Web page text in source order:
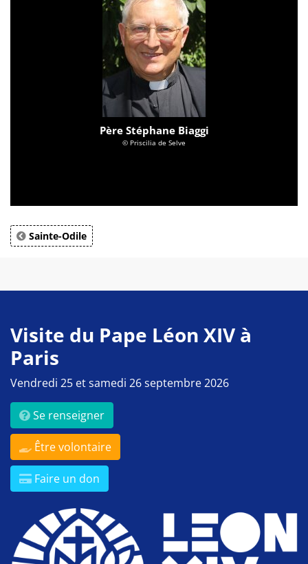
Père Stéphane Biaggi
© Priscilia de Selve
Sainte-Odile
Visite du Pape Léon XIV à
Paris
Vendredi 25 et samedi 26 septembre 2026
Se renseigner
Être volontaire
Faire un don